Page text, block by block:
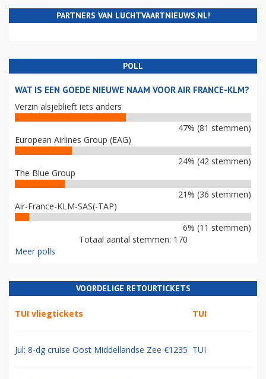
PARTNERS VAN LUCHTVAARTNIEUWS.NL!
POLL
WAT IS EEN GOEDE NIEUWE NAAM VOOR AIR FRANCE-KLM?
Verzin alsjeblieft iets anders
47% (81 stemmen)
European Airlines Group (EAG)
24% (42 stemmen)
The Blue Group
21% (36 stemmen)
Air-France-KLM-SAS(-TAP)
6% (11 stemmen)
Totaal aantal stemmen: 170
Meer polls
VOORDELIGE RETOURTICKETS
TUI vliegtickets TUI
Jul: 8-dg cruise Oost Middellandse Zee €1235 TUI